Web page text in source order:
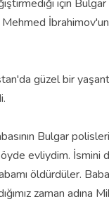
için Bulgar
güzel bir
Bulgar
evliydim.
öldürdüler.
zaman adına